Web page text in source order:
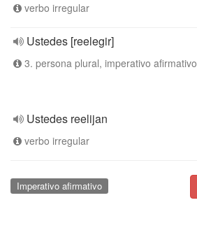
verbo irregular
Ustedes [reelegir]
3. persona plural, imperativo afirmativo
Ustedes reelijan
verbo irregular
Imperativo afirmativo